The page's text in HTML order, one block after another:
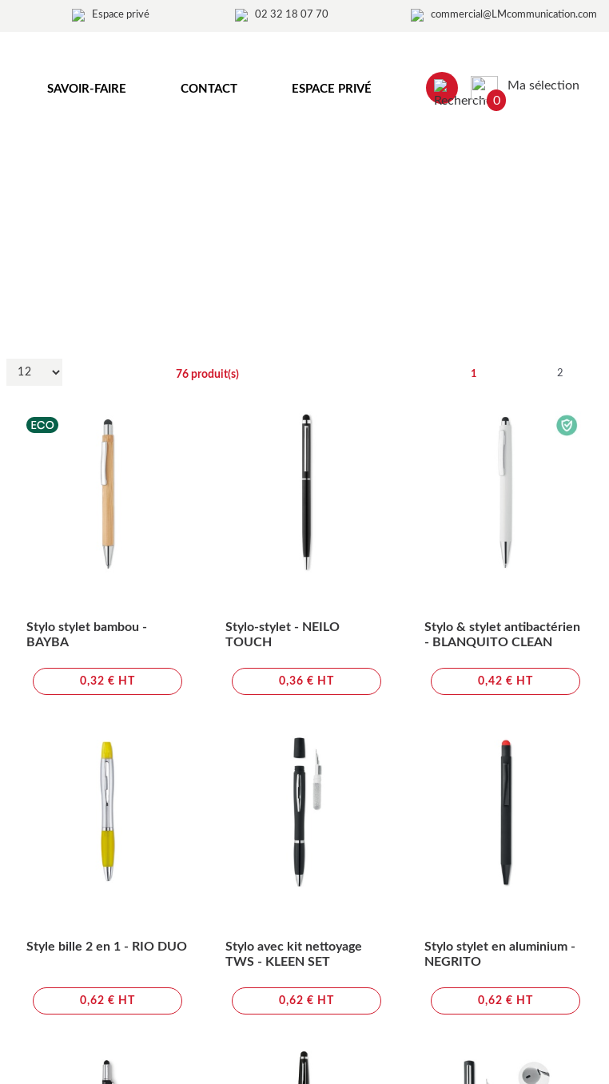
Espace privé 02 32 18 07 70 commercial@LMcommunication.com
SAVOIR-FAIRE CONTACT ESPACE PRIVÉ
0
Ma sélection
76produit(s) 1 2
Stylo stylet bambou -
BAYBA
0,32 € HT
Stylo-stylet - NEILO
TOUCH
0,36 € HT
Stylo & stylet antibactérien
- BLANQUITO CLEAN
0,42 € HT
Style bille 2 en 1 - RIO DUO
0,62 € HT
Stylo avec kit nettoyage
TWS - KLEEN SET
0,62 € HT
Stylo stylet en aluminium -
NEGRITO
0,62 € HT